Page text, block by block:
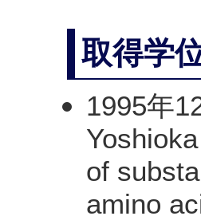
取得学
1995年
of
amino